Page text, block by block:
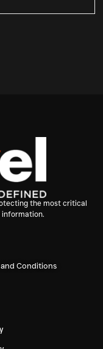
the most critical
information.
Conditions